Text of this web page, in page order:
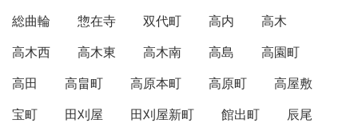
総曲輪
惣在寺 双代町 高内
高木
高木西
高木東 高木南 高島
高園町
高田
高畠町 高原本町 高原町
高屋敷
宝町
田刈屋 田刈屋新町 館出町
辰尾